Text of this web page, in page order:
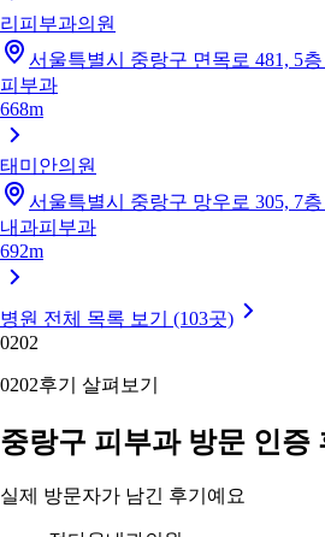
리피부과의원
서울특별시 중랑구 면목로 481, 5
피부과
668m
태미안의원
서울특별시 중랑구 망우로 305, 7
내과피부과
692m
병원 전체 목록 보기 (103곳)
0202
0202후기 살펴보기
중랑구 피부과 방문 인증
실제 방문자가 남긴 후기예요